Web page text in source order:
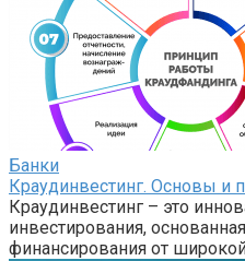
Банки
Краудинвестинг. Основы и
Краудинвестинг – это
инвестирования,
финансирования от